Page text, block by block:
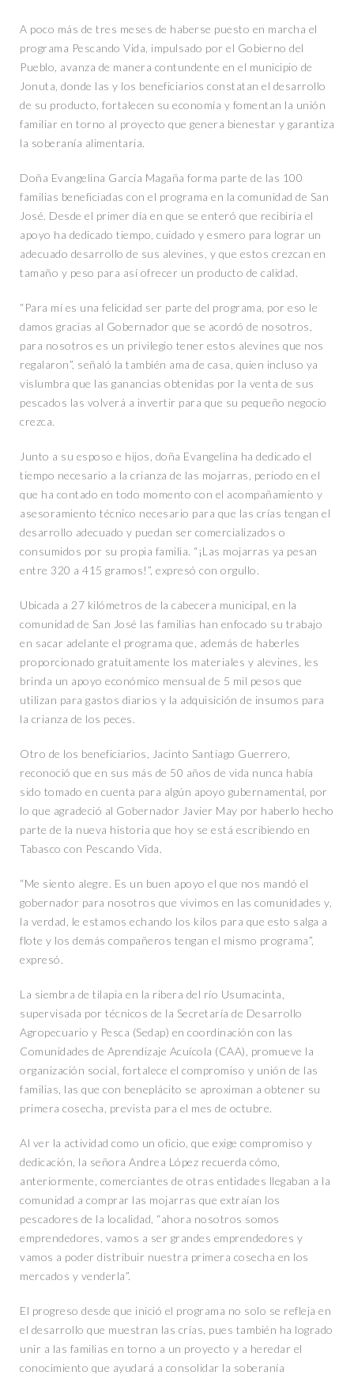
A poco más de tres meses de haberse puesto en marcha el
programa Pescando Vida, impulsado por el Gobierno del
Pueblo, avanza de manera contundente en el municipio de
Jonuta, donde las y los beneficiarios constatan el desarrollo
de su producto, fortalecen su economía y fomentan la unión
familiar en torno al proyecto que genera bienestar y garantiza
la soberanía alimentaria.
Doña Evangelina García Magaña forma parte de las 100
familias beneficiadas con el programa en la comunidad de San
José. Desde el primer día en que se enteró que recibiría el
apoyo ha dedicado tiempo, cuidado y esmero para lograr un
adecuado desarrollo de sus alevines, y que estos crezcan en
tamaño y peso para así ofrecer un producto de calidad.
“Para mí es una felicidad ser parte del programa, por eso le
damos gracias al Gobernador que se acordó de nosotros,
para nosotros es un privilegio tener estos alevines que nos
regalaron”, señaló la también ama de casa, quien incluso ya
vislumbra que las ganancias obtenidas por la venta de sus
pescados las volverá a invertir para que su pequeño negocio
crezca.
Junto a su esposo e hijos, doña Evangelina ha dedicado el
tiempo necesario a la crianza de las mojarras, periodo en el
que ha contado en todo momento con el acompañamiento y
asesoramiento técnico necesario para que las crías tengan el
desarrollo adecuado y puedan ser comercializados o
consumidos por su propia familia. “¡Las mojarras ya pesan
entre 320 a 415 gramos!”, expresó con orgullo.
Ubicada a 27 kilómetros de la cabecera municipal, en la
comunidad de San José las familias han enfocado su trabajo
en sacar adelante el programa que, además de haberles
proporcionado gratuitamente los materiales y alevines, les
brinda un apoyo económico mensual de 5 mil pesos que
utilizan para gastos diarios y la adquisición de insumos para
la crianza de los peces.
Otro de los beneficiarios, Jacinto Santiago Guerrero,
reconoció que en sus más de 50 años de vida nunca había
sido tomado en cuenta para algún apoyo gubernamental, por
lo que agradeció al Gobernador Javier May por haberlo hecho
parte de la nueva historia que hoy se está escribiendo en
Tabasco con Pescando Vida.
“Me siento alegre. Es un buen apoyo el que nos mandó el
gobernador para nosotros que vivimos en las comunidades y,
la verdad, le estamos echando los kilos para que esto salga a
flote y los demás compañeros tengan el mismo programa”,
expresó.
La siembra de tilapia en la ribera del río Usumacinta,
supervisada por técnicos de la Secretaría de Desarrollo
Agropecuario y Pesca (Sedap) en coordinación con las
Comunidades de Aprendizaje Acuícola (CAA), promueve la
organización social, fortalece el compromiso y unión de las
familias, las que con beneplácito se aproximan a obtener su
primera cosecha, prevista para el mes de octubre.
Al ver la actividad como un oficio, que exige compromiso y
dedicación, la señora Andrea López recuerda cómo,
anteriormente, comerciantes de otras entidades llegaban a la
comunidad a comprar las mojarras que extraían los
pescadores de la localidad, “ahora nosotros somos
emprendedores, vamos a ser grandes emprendedores y
vamos a poder distribuir nuestra primera cosecha en los
mercados y venderla”.
El progreso desde que inició el programa no solo se refleja en
el desarrollo que muestran las crías, pues también ha logrado
unir a las familias en torno a un proyecto y a heredar el
conocimiento que ayudará a consolidar la soberanía